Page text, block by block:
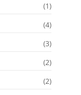
(1)
(4)
(3)
(2)
(2)